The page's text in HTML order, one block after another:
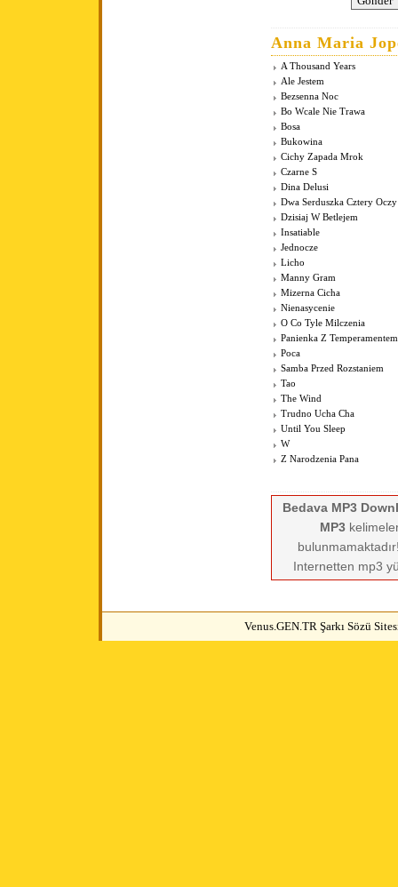
Anna Maria
A Thousand Years
Ale Jestem
Bezsenna Noc
Bo Wcale Nie Trawa
Bosa
Bukowina
Cichy Zapada Mrok
Czarne S
Dina Delusi
Dwa Serduszka Cztery Oczy
Dzisiaj W Betlejem
Insatiable
Jednocze
Licho
Manny Gram
Mizerna Cicha
Nienasycenie
O Co Tyle Milczenia
Panienka Z Temperamentem
Poca
Samba Przed Rozstaniem
Tao
The Wind
Trudno Ucha Cha
Until You Sleep
W
Z Narodzenia Pana
Bedava MP3
MP3
Internetten mp3
Venus.GEN.TR Şarkı Sözü